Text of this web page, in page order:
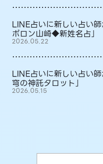
LINE占いに新しい占い
ポロン山崎◆新姓名占」
2026.05.22
LINE占いに新しい占い
穹の神託タロット」
2026.05.15